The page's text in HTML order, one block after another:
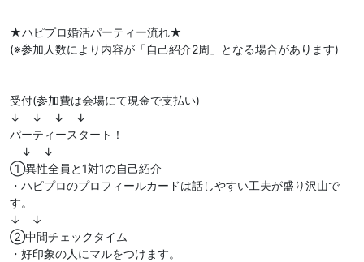
★ハピプロ婚活パーティー流れ★
(※参加人数により内容が「自己紹介2周」となる場合があります)
受付(参加費は会場にて現金で支払い)
↓ ↓ ↓ ↓
パーティースタート！
↓ ↓
①異性全員と1対1の自己紹介
・ハピプロのプロフィールカードは話しやすい工夫が盛り沢山で
す。
↓ ↓
②中間チェックタイム
・好印象の人にマルをつけます。